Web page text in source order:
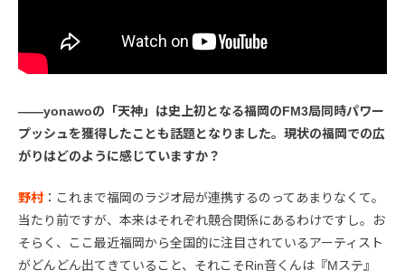
――yonawoの「天神」は史上初となる福岡のFM3局同時パワー
プッシュを獲得したことも話題となりました。現状の福岡での広
がりはどのように感じていますか？
野村：これまで福岡のラジオ局が連携するのってあまりなくて。
当たり前ですが、本来はそれぞれ競合関係にあるわけですし。お
そらく、ここ最近福岡から全国的に注目されているアーティスト
がどんどん出てきていること、それこそRin音くんは『Mステ』